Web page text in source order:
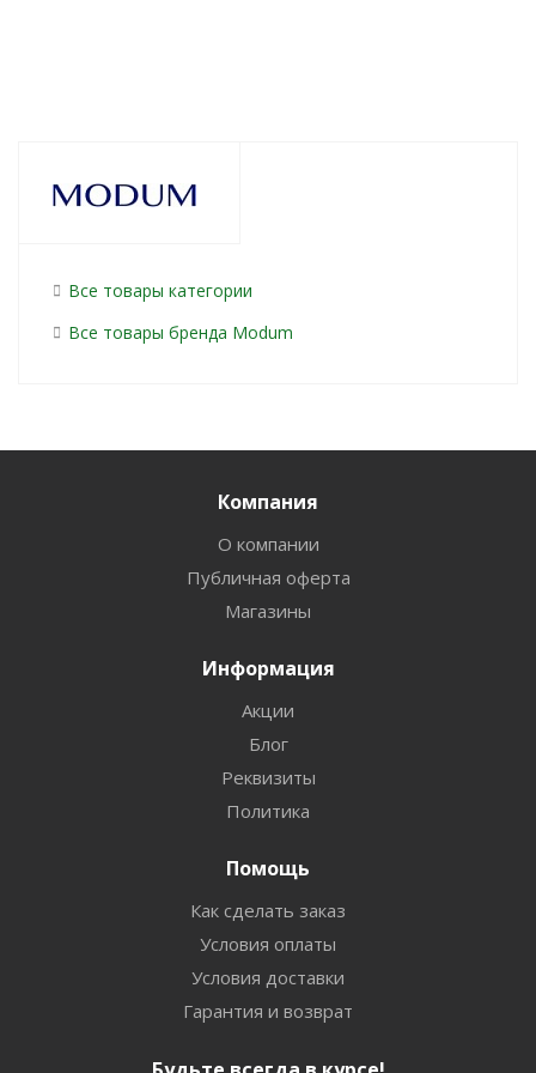
Все товары категории
Все товары бренда Modum
Компания
О компании
Публичная оферта
Магазины
Информация
Акции
Блог
Реквизиты
Политика
Помощь
Как сделать заказ
Условия оплаты
Условия доставки
Гарантия и возврат